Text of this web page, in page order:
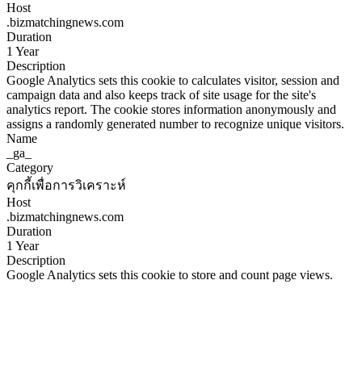
Host
.bizmatchingnews.com
Duration
1 Year
Description
Google Analytics sets this cookie to calculates visitor, session and
campaign data and also keeps track of site usage for the site's
analytics report. The cookie stores information anonymously and
assigns a randomly generated number to recognize unique visitors.
Name
_ga_
Category
คุกกี้เพื่อการวิเคราะห์
Host
.bizmatchingnews.com
Duration
1 Year
Description
Google Analytics sets this cookie to store and count page views.